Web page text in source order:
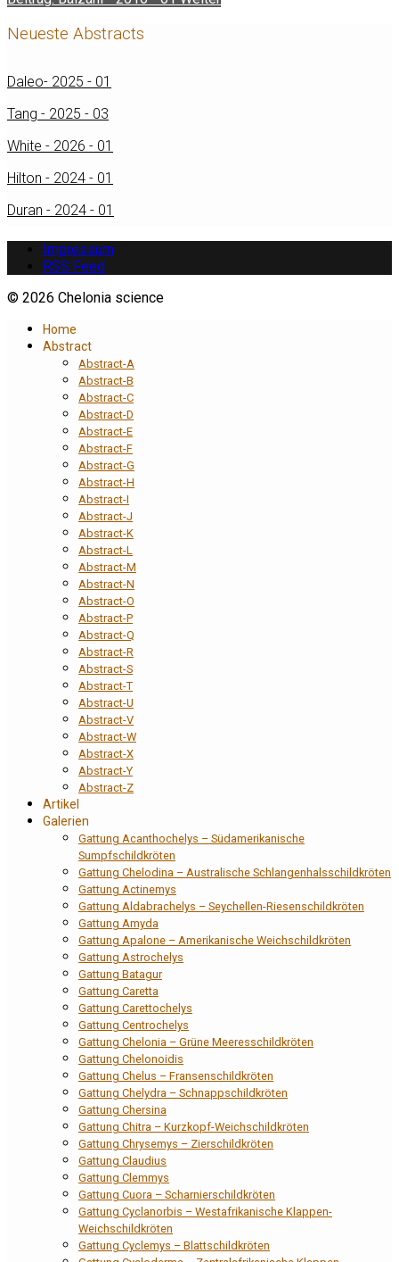
Neueste Abstracts
Daleo- 2025 - 01
Tang - 2025 - 03
White - 2026 - 01
Hilton - 2024 - 01
Duran - 2024 - 01
Impressum
RSS Feed
© 2026 Chelonia science
Home
Abstract
Abstract-A
Abstract-B
Abstract-C
Abstract-D
Abstract-E
Abstract-F
Abstract-G
Abstract-H
Abstract-I
Abstract-J
Abstract-K
Abstract-L
Abstract-M
Abstract-N
Abstract-O
Abstract-P
Abstract-Q
Abstract-R
Abstract-S
Abstract-T
Abstract-U
Abstract-V
Abstract-W
Abstract-X
Abstract-Y
Abstract-Z
Artikel
Galerien
Gattung Acanthochelys – Südamerikanische
Sumpfschildkröten
Gattung Chelodina – Australische Schlangenhalsschildkröten
Gattung Actinemys
Gattung Aldabrachelys – Seychellen-Riesenschildkröten
Gattung Amyda
Gattung Apalone – Amerikanische Weichschildkröten
Gattung Astrochelys
Gattung Batagur
Gattung Caretta
Gattung Carettochelys
Gattung Centrochelys
Gattung Chelonia – Grüne Meeresschildkröten
Gattung Chelonoidis
Gattung Chelus – Fransenschildkröten
Gattung Chelydra – Schnappschildkröten
Gattung Chersina
Gattung Chitra – Kurzkopf-Weichschildkröten
Gattung Chrysemys – Zierschildkröten
Gattung Claudius
Gattung Clemmys
Gattung Cuora – Scharnierschildkröten
Gattung Cyclanorbis – Westafrikanische Klappen-
Weichschildkröten
Gattung Cyclemys – Blattschildkröten